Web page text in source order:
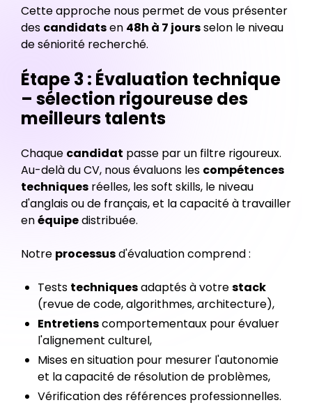
Cette approche nous permet de vous présenter
des candidatsen 48h à 7 joursselon le niveau
de séniorité recherché.
Étape 3 : Évaluation technique
– sélection rigoureuse des
meilleurs talents
Chaque candidat passe par un filtre rigoureux.
Au-delà du CV, nous évaluons les compétences
techniques réelles, les soft skills, le niveau
d'anglais ou de français, et la capacité à travailler
enéquipedistribuée.
Notre processusd'évaluation comprend :
Tests techniquesadaptés à votrestack
(revue de code, algorithmes, architecture),
Entretienscomportementaux pour évaluer
l'alignement culturel,
Mises en situation pour mesurer l'autonomie
et la capacité de résolution de problèmes,
Vérification des références professionnelles.